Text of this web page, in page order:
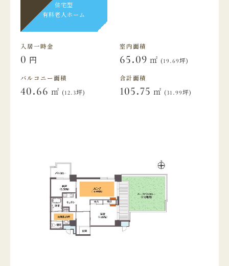
住宅型
有料老人ホーム
入居一時金
0 円
室内面積
65.09 ㎡ (19.69坪)
バルコニー面積
40.66 ㎡ (12.3坪)
合計面積
105.75 ㎡ (31.99坪)